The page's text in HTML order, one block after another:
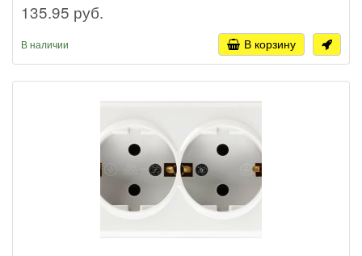
135.95 руб.
В наличии В корзину